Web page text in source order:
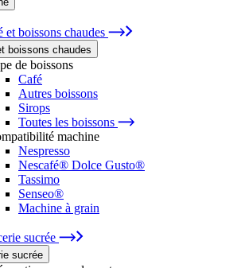
et boissons chaudes
boissons chaudes
de boissons
Café
Autres boissons
Sirops
Toutes les boissons
machine
Nespresso
Nescafé® Dolce Gusto®
Tassimo
Senseo®
Machine à grain
sucrée
sucrée